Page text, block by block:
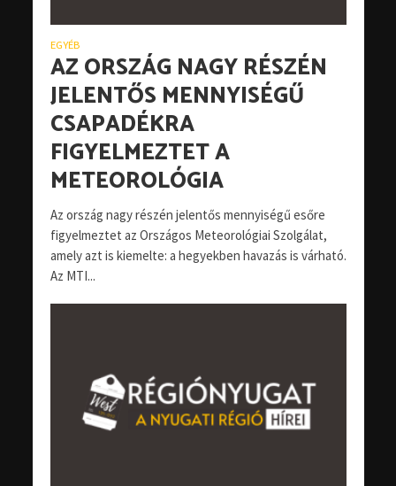
EGYÉB
AZ ORSZÁG NAGY RÉSZÉN
JELENTŐS MENNYISÉGŰ
CSAPADÉKRA
FIGYELMEZTET A
METEOROLÓGIA
Az ország nagy részén jelentős mennyiségű esőre
figyelmeztet az Országos Meteorológiai Szolgálat,
amely azt is kiemelte: a hegyekben havazás is várható.
Az MTI...